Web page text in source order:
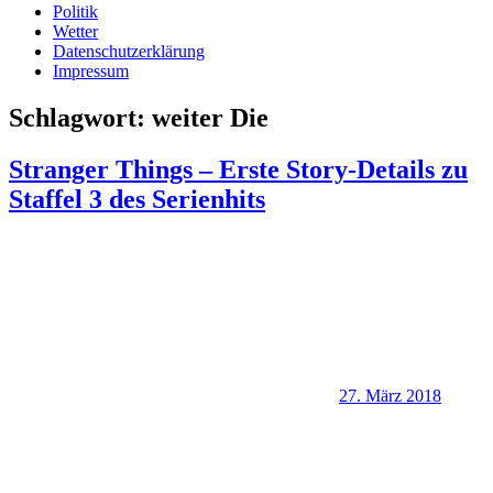
Politik
Wetter
Datenschutzerklärung
Impressum
Schlagwort: weiter Die
Stranger Things – Erste Story-Details zu
Staffel 3 des Serienhits
27. März 2018